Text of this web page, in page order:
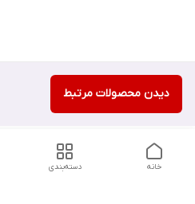
دیدن محصولات مرتبط
دسته‌بندی خانه